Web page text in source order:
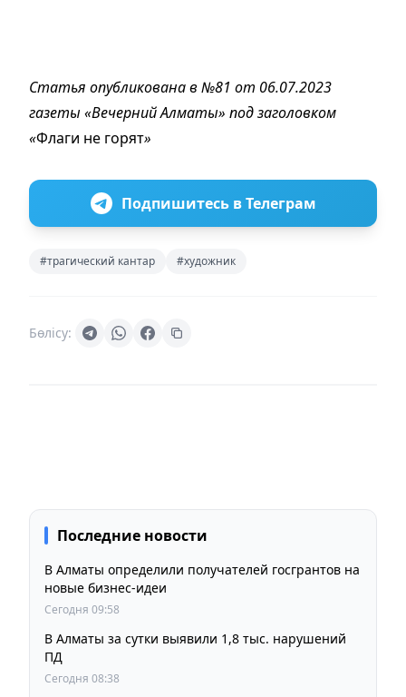
Статья опубликована в №81 от 06.07.2023
газеты «Вечерний Алматы» под заголовком
«Флаги не горят»
Подпишитесь в Телеграм
#трагический кантар #художник
Бөлісу:
Последние новости
В Алматы определили получателей госгрантов на
новые бизнес-идеи
Сегодня 09:58
В Алматы за сутки выявили 1,8 тыс. нарушений
ПД
Сегодня 08:38